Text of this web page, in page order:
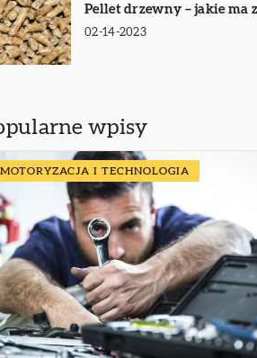
Pellet drzewny – jakie ma
02-14-2023
wpisy
MOTORYZACJA I TECHNOLOGIA